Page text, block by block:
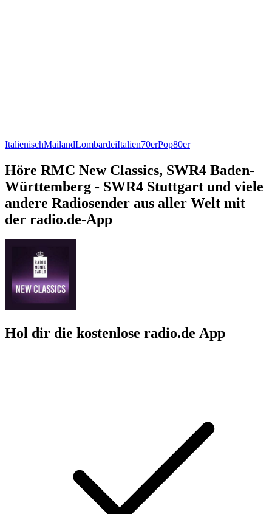
ItalienischMailandLombardeiItalien70erPop80er
Höre RMC New Classics, SWR4 Baden-
Württemberg - SWR4 Stuttgart und viele
andere Radiosender aus aller Welt mit
der radio.de-App
Hol dir die kostenlose radio.de App